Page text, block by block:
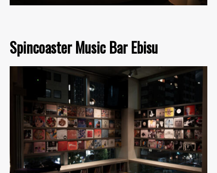
Spincoaster Music Bar Ebisu